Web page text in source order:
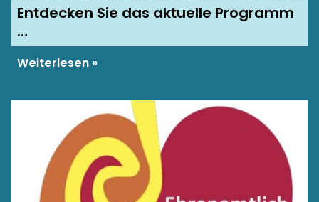
Entdecken Sie das aktuelle Programm
…
Weiterlesen